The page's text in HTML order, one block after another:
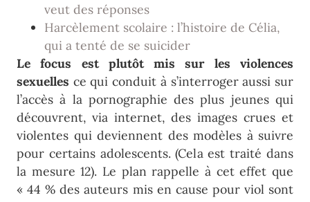
veut des réponses
Harcèlement scolaire : l’histoire de Célia,
qui a tenté de se suicider
Le focus est plutôt mis sur les violences
sexuelles ce qui conduit à s’interroger aussi sur
l’accès à la pornographie des plus jeunes qui
découvrent, via internet, des images crues et
violentes qui deviennent des modèles à suivre
pour certains adolescents. (Cela est traité dans
la mesure 12). Le plan rappelle à cet effet que
« 44 % des auteurs mis en cause pour viol sont